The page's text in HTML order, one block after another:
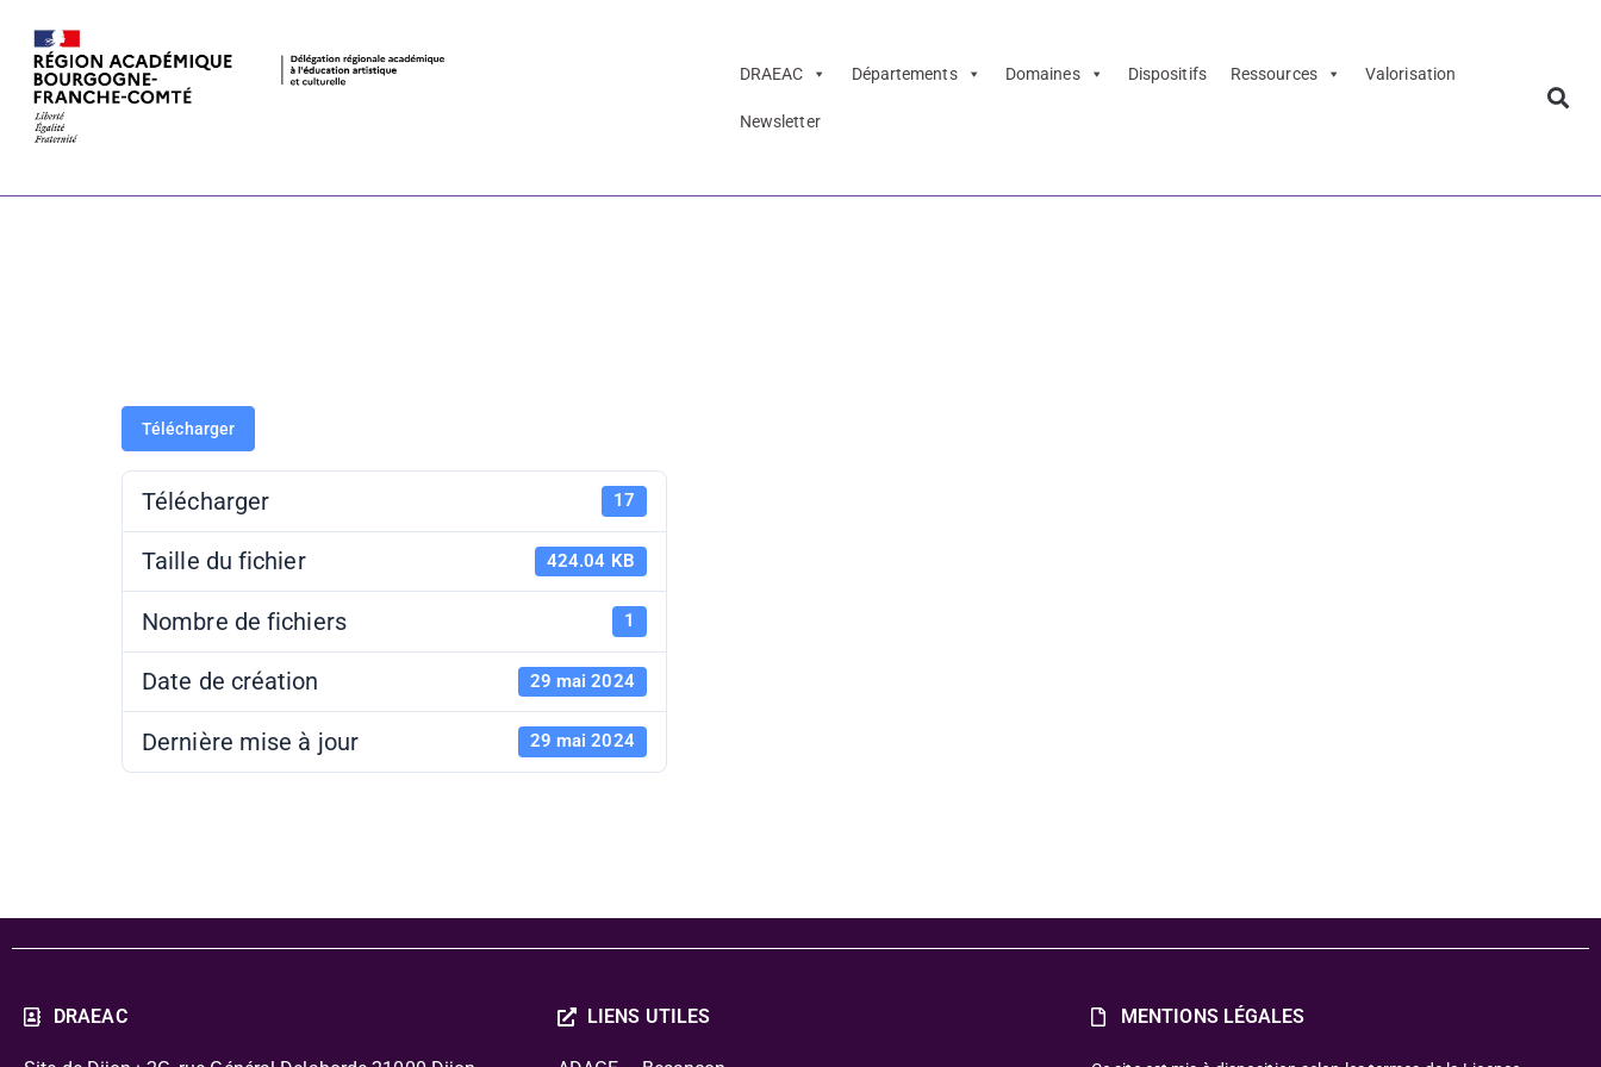
DRAEAC Départements Domaines Dispositifs Ressources Valorisation
Newsletter
ADAGE-Lot-4-Les-Ateliers-Vortex-Dijon-
Télécharger
Télécharger 17
Taille du fichier 424.04 KB
Nombre de fichiers 1
Date de création 29 mai 2024
Dernière mise à jour 29 mai 2024
DRAEAC LIENS UTILES MENTIONS LÉGALES